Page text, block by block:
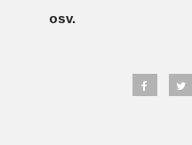
osv.